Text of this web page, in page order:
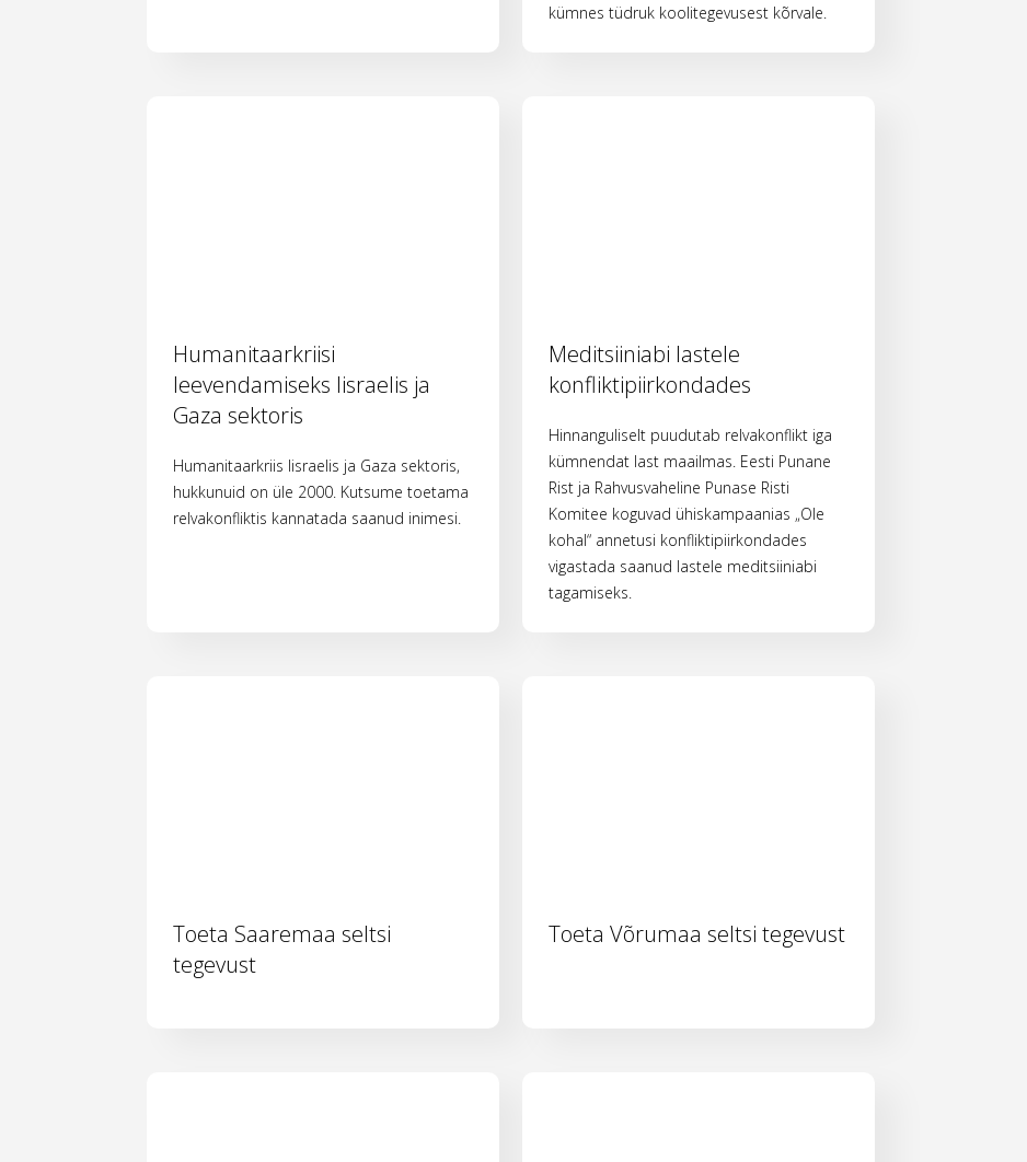
kümnes tüdruk koolitegevusest kõrvale.
Humanitaarkriisi
leevendamiseks Iisraelis ja
Gaza sektoris
Humanitaarkriis Iisraelis ja Gaza sektoris,
hukkunuid on üle 2000. Kutsume toetama
relvakonfliktis kannatada saanud inimesi.
Meditsiiniabi lastele
konfliktipiirkondades
Hinnanguliselt puudutab relvakonflikt iga
kümnendat last maailmas. Eesti Punane
Rist ja Rahvusvaheline Punase Risti
Komitee koguvad ühiskampaanias „Ole
kohal“ annetusi konfliktipiirkondades
vigastada saanud lastele meditsiiniabi
tagamiseks.
Toeta Saaremaa seltsi
tegevust
Toeta Võrumaa seltsi tegevust